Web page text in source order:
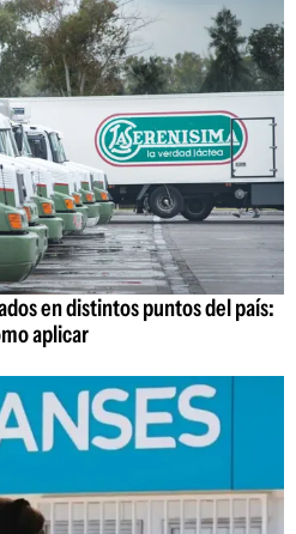
en distintos puntos del país:
aplicar